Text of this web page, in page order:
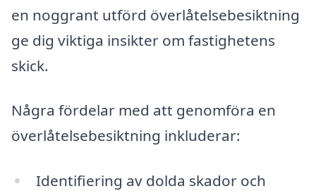
en noggrant utförd överlåtelsebesiktning
ge dig viktiga insikter om fastighetens
skick.
Några fördelar med att genomföra en
överlåtelsebesiktning inkluderar:
Identifiering av dolda skador och